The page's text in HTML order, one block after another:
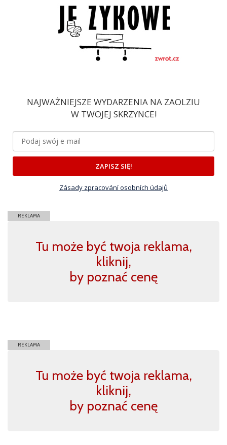
NAJWAŻNIEJSZE WYDARZENIA NA ZAOLZIU
W TWOJEJ SKRZYNCE!
ZAPISZ SIĘ!
Zásady zpracování osobních údajů
REKLAMA
Tu może być twoja reklama,
kliknij,
by poznać cenę
REKLAMA
Tu może być twoja reklama,
kliknij,
by poznać cenę